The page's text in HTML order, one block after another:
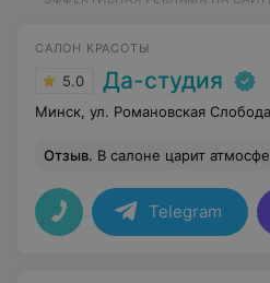
САЛОН КРАСОТЫ
5.0 Да-студия
Минск, ул. Романовская
Отзыв. В салоне царит атмосфера
Telegram